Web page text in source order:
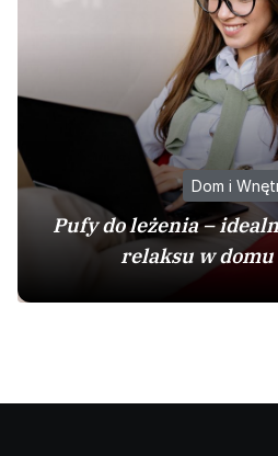
Dom i
Pufy do leżenia –
relaksu w